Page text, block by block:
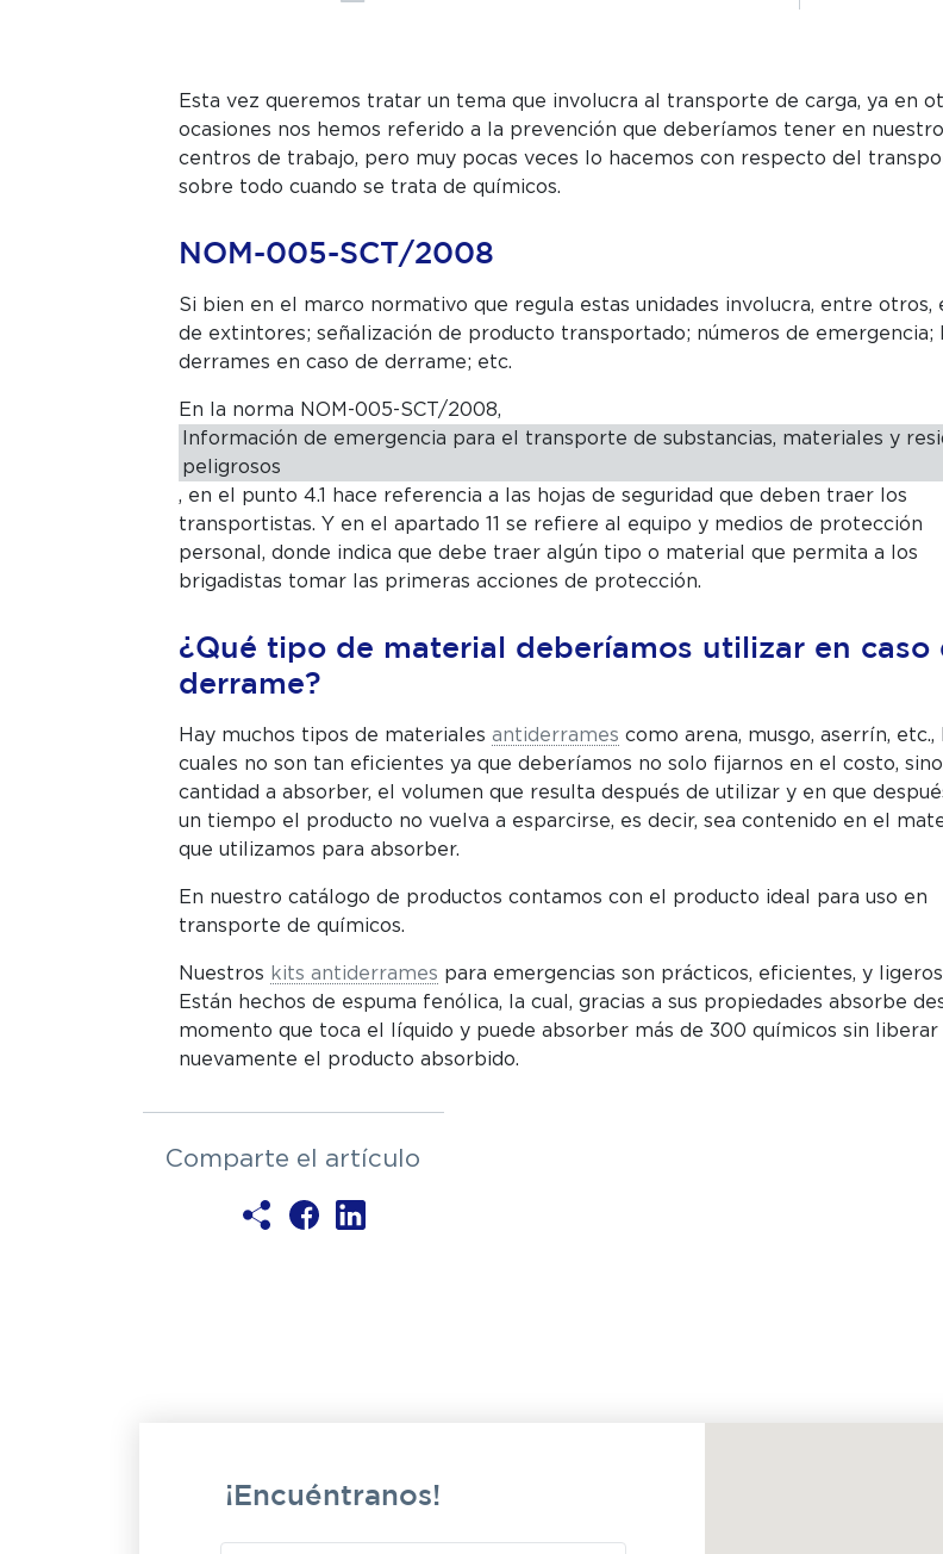
Esta vez queremos tratar un tema que involucra al transporte de carga, ya en
ocasiones nos hemos referido a la prevención que deberíamos tener en
centros de trabajo, pero muy pocas veces lo hacemos con respecto del
sobre todo cuando se trata de químicos.
NOM-005-SCT/2008
Si bien en el marco normativo que regula estas unidades involucra, entre otros,
de extintores; señalización de producto transportado; números de emergencia;
derrames en caso de derrame; etc.
En la norma NOM-005-SCT/2008,
Información de emergencia para el transporte de substancias, materiales y
peligrosos
, en el punto 4.1 hace referencia a las hojas de seguridad que deben traer los
transportistas. Y en el apartado 11 se refiere al equipo y medios de protección
personal, donde indica que debe traer algún tipo o material que permita a los
brigadistas tomar las primeras acciones de protección.
¿Qué tipo de material deberíamos utilizar en caso
derrame?
Hay muchos tipos de materiales antiderrames como arena, musgo, aserrín, etc.,
cuales no son tan eficientes ya que deberíamos no solo fijarnos en el costo,
cantidad a absorber, el volumen que resulta después de utilizar y en que
un tiempo el producto no vuelva a esparcirse, es decir, sea contenido en el
que utilizamos para absorber.
En nuestro catálogo de productos contamos con el producto ideal para uso en
transporte de químicos.
Nuestros kits antiderrames para emergencias son prácticos, eficientes, y
Están hechos de espuma fenólica, la cual, gracias a sus propiedades absorbe
momento que toca el líquido y puede absorber más de 300 químicos sin liberar
nuevamente el producto absorbido.
Comparte el artículo
¡Encuéntranos!